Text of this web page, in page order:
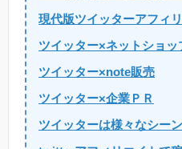
現代版ツイッターアフィ
ツイッター×ネットショッ
ツイッター×note販売
ツイッター×企業ＰＲ
ツイッターは様々なシー